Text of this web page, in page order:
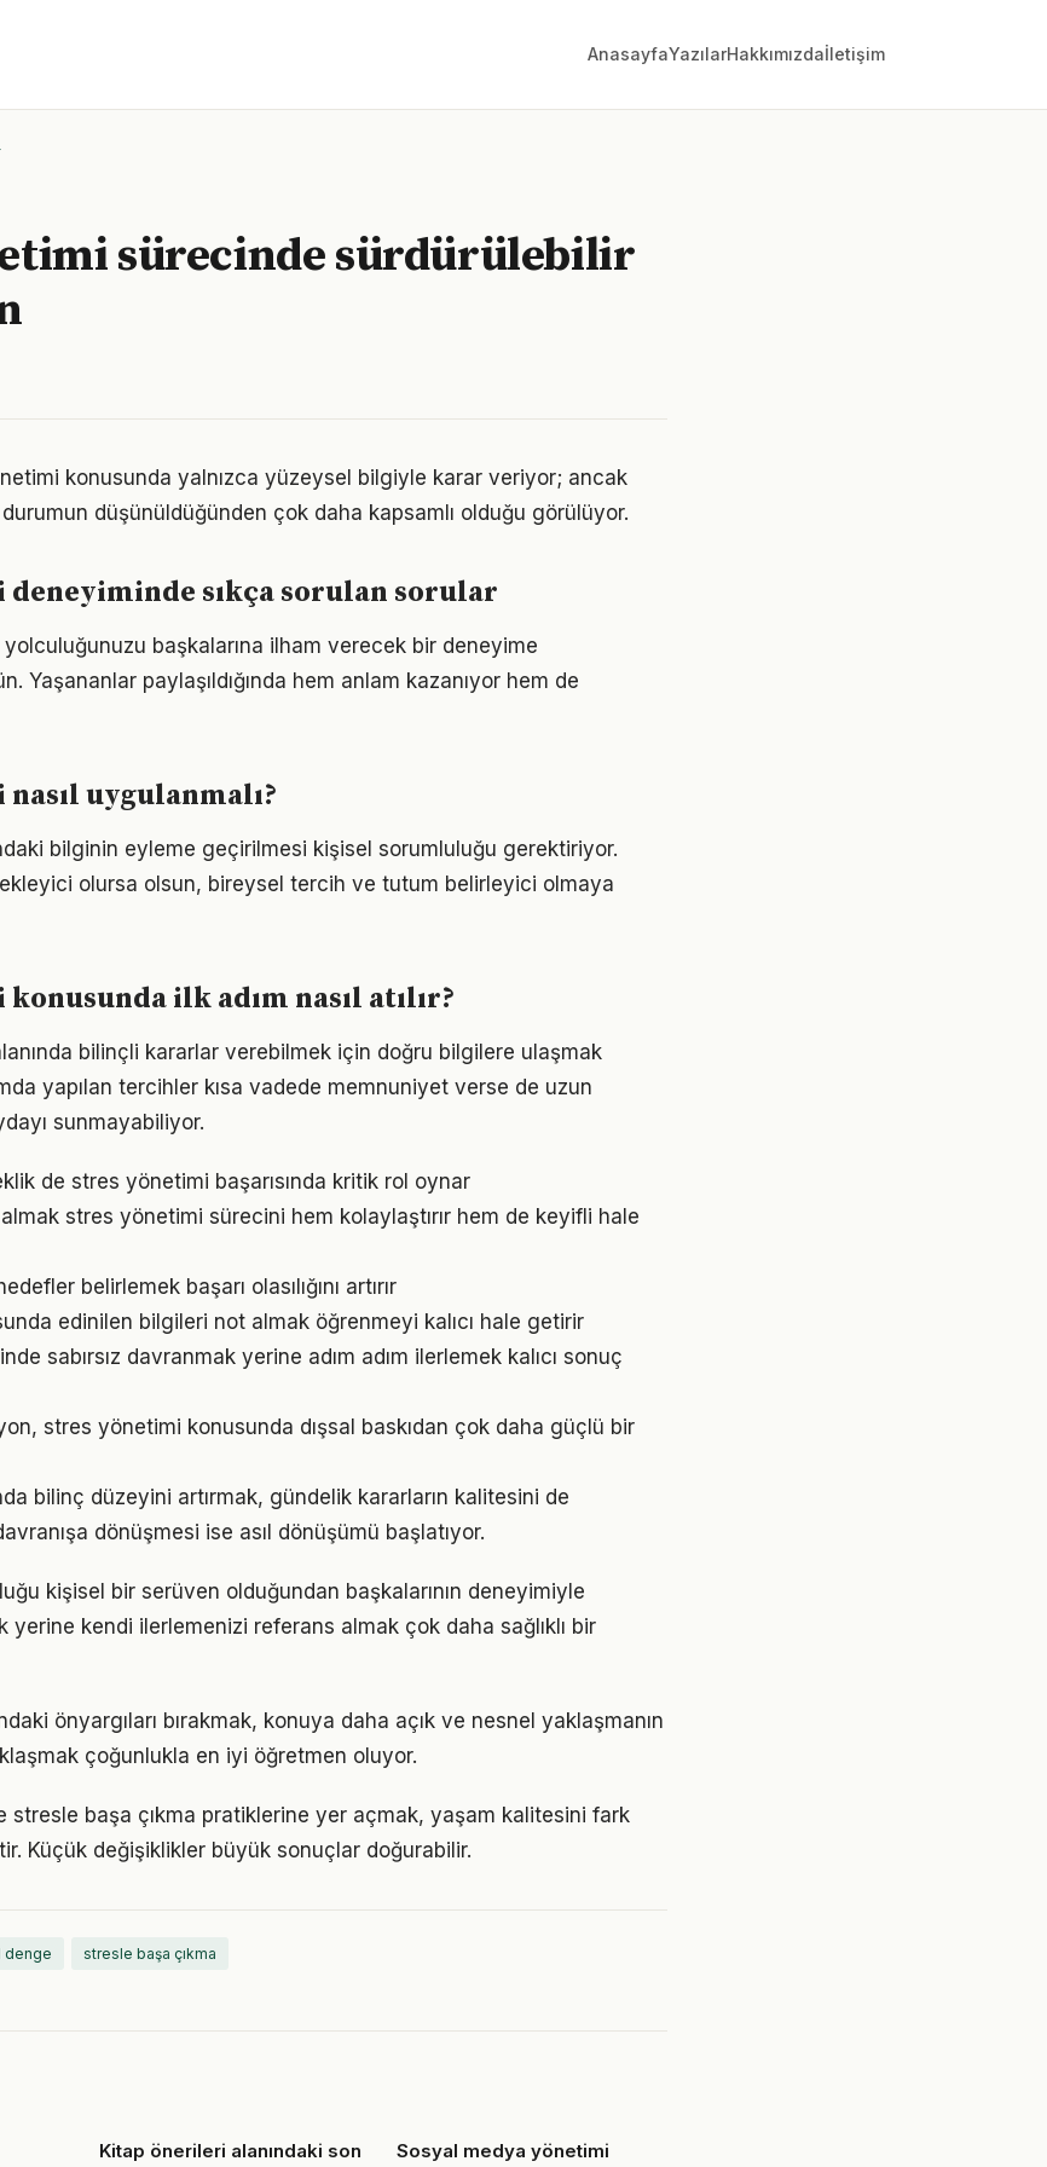
AnasayfaYazılarHakkımızdaİletişim
sürecinde sürdürülebilir
konusunda yalnızca yüzeysel bilgiyle karar veriyor; ancak
düşünüldüğünden çok daha kapsamlı olduğu görülüyor.
sıkça sorulan sorular
başkalarına ilham verecek bir deneyime
Yaşananlar paylaşıldığında hem anlam kazanıyor hem de
uygulanmalı?
bilginin eyleme geçirilmesi kişisel sorumluluğu gerektiriyor.
olursa olsun, bireysel tercih ve tutum belirleyici olmaya
ilk adım nasıl atılır?
bilinçli kararlar verebilmek için doğru bilgilere ulaşmak
yapılan tercihler kısa vadede memnuniyet verse de uzun
sunmayabiliyor.
de stres yönetimi başarısında kritik rol oynar
stres yönetimi sürecini hem kolaylaştırır hem de keyifli hale
belirlemek başarı olasılığını artırır
edinilen bilgileri not almak öğrenmeyi kalıcı hale getirir
sabırsız davranmak yerine adım adım ilerlemek kalıcı sonuç
stres yönetimi konusunda dışsal baskıdan çok daha güçlü bir
bilinç düzeyini artırmak, gündelik kararların kalitesini de
dönüşmesi ise asıl dönüşümü başlatıyor.
kişisel bir serüven olduğundan başkalarının deneyimiyle
yerine kendi ilerlemenizi referans almak çok daha sağlıklı bir
önyargıları bırakmak, konuya daha açık ve nesnel yaklaşmanın
çoğunlukla en iyi öğretmen oluyor.
stresle başa çıkma pratiklerine yer açmak, yaşam kalitesini fark
Küçük değişiklikler büyük sonuçlar doğurabilir.
denge stresle başa çıkma
Kitap önerileri alanındaki son
Sosyal medya yönetimi